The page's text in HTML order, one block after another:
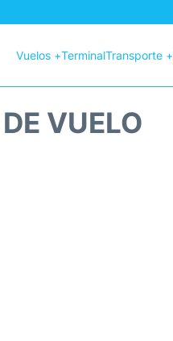
Vuelos +TerminalTransporte +
VUELO